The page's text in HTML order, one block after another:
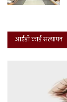
आईडी कार्ड सत्यापन